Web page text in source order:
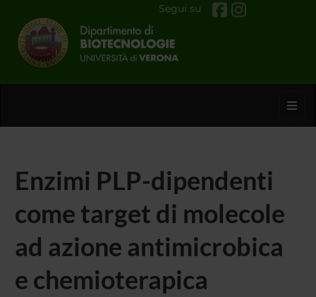
Segui su
Enzimi PLP-dipendenti
come target di molecole
ad azione antimicrobica
e chemioterapica